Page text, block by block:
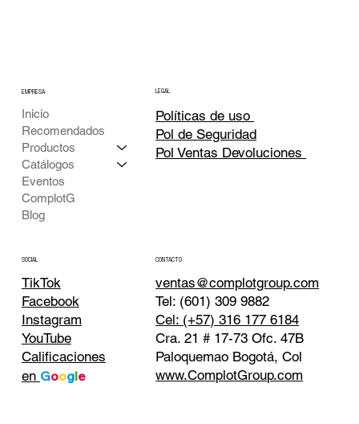
EMPRESA
Inicio
Recomendados
Productos
Catálogos
Eventos
ComplotG
Blog
LEGAL
Políticas de uso
Pol de Seguridad
Pol Ventas Devoluciones
SOCIAL
TikTok
Facebook
Instagram
YouTube
Calificaciones
en Google
CONTACTO
ventas@complotgroup.com
Tel: (601) 309 9882
Cel: (+57) 316 177 6184
Cra. 21 # 17-73 Ofc. 47B
Paloquemao Bogotá, Col
www.ComplotGroup.com